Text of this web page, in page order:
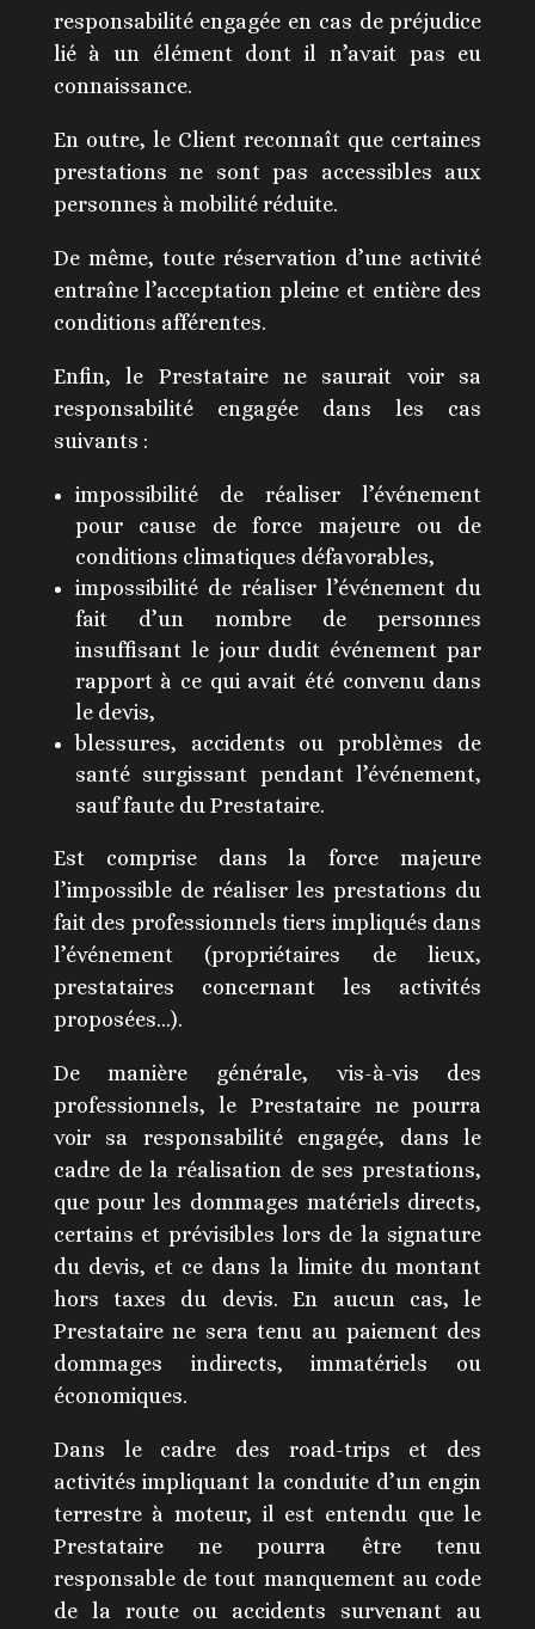
responsabilité engagée en cas de préjudice
lié à un élément dont il n’avait pas eu
connaissance.
En outre, le Client reconnaît que certaines
prestations ne sont pas accessibles aux
personnes à mobilité réduite.
De même, toute réservation d’une activité
entraîne l’acceptation pleine et entière des
conditions afférentes.
Enfin, le Prestataire ne saurait voir sa
responsabilité engagée dans les cas
suivants :
impossibilité de réaliser l’événement
pour cause de force majeure ou de
conditions climatiques défavorables,
impossibilité de réaliser l’événement du
fait d’un nombre de personnes
insuffisant le jour dudit événement par
rapport à ce qui avait été convenu dans
le devis,
blessures, accidents ou problèmes de
santé surgissant pendant l’événement,
sauf faute du Prestataire.
Est comprise dans la force majeure
l’impossible de réaliser les prestations du
fait des professionnels tiers impliqués dans
l’événement (propriétaires de lieux,
prestataires concernant les activités
proposées…).
De manière générale, vis-à-vis des
professionnels, le Prestataire ne pourra
voir sa responsabilité engagée, dans le
cadre de la réalisation de ses prestations,
que pour les dommages matériels directs,
certains et prévisibles lors de la signature
du devis, et ce dans la limite du montant
hors taxes du devis. En aucun cas, le
Prestataire ne sera tenu au paiement des
dommages indirects, immatériels ou
économiques.
Dans le cadre des road-trips et des
activités impliquant la conduite d’un engin
terrestre à moteur, il est entendu que le
Prestataire ne pourra être tenu
responsable de tout manquement au code
de la route ou accidents survenant au